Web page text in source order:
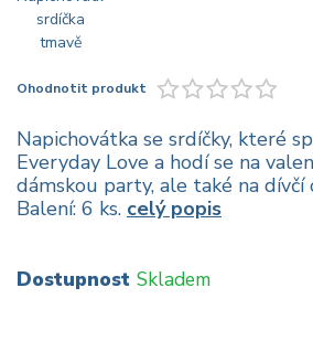
Ohodnotit produkt
Napichovátka se srdíčky, které
Everyday Love a hodí se na
dámskou party, ale také na dívčí
Balení: 6 ks. celý popis
Dostupnost Skladem